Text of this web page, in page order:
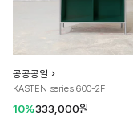
공공공일
KASTEN series 600-2F
10%333,000원